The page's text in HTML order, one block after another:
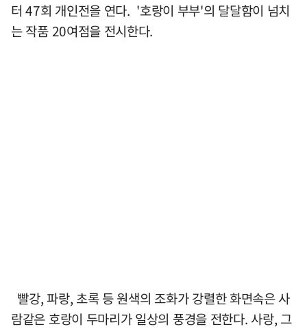
터 47회 개인전을 연다. '호랑이 부부'의 달달함이 넘치
는 작품 20여점을 전시한다.
빨강, 파랑, 초록 등 원색의 조화가 강렬한 화면속은 사
람같은 호랑이 두마리가 일상의 풍경을 전한다. 사랑, 그